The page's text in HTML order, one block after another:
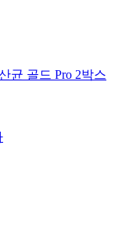
균 골드 Pro 2박스